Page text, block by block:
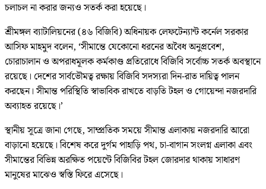
চলাচল না করার জন্যও সতর্ক করা হয়েছে।
শ্রীমঙ্গল ব্যাটালিয়নের (৪৬ বিজিবি) অধিনায়ক লেফটেন্যান্ট কর্নেল সরকার
আসিফ মাহমুদ বলেন, ‘সীমান্তে যেকোনো ধরনের অবৈধ অনুপ্রবেশ,
চোরাচালান ও অপরাধমূলক কর্মকাণ্ড প্রতিরোধে বিজিবি সর্বোচ্চ সতর্ক অবস্থানে
রয়েছে। দেশের সার্বভৌমত্ব রক্ষায় বিজিবি সদস্যরা দিন-রাত দায়িত্ব পালন
করছেন। সীমান্ত পরিস্থিতি স্বাভাবিক রাখতে বাড়তি টহল ও গোয়েন্দা নজরদারি
অব্যাহত রয়েছে।’
স্থানীয় সূত্রে জানা গেছে, সাম্প্রতিক সময়ে সীমান্ত এলাকায় নজরদারি আরো
বাড়ানো হয়েছে। বিশেষ করে দুর্গম পাহাড়ি পথ, চা-বাগান সংলগ্ন এলাকা এবং
সীমান্তের বিভিন্ন অরক্ষিত পয়েন্টে বিজিবির টহল জোরদার থাকায় সাধারণ
মানুষের মাঝেও স্বস্তি ফিরে এসেছে।